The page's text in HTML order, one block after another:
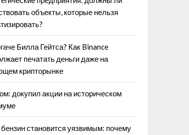
объекты, которые нельзя
Билла Гейтса? Как Binance
печатать деньги даже на
крипторынке
докупил акции на историческом
бензин становится уязвимым: почему